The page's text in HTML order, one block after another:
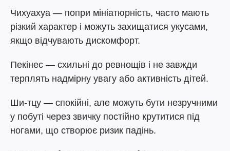
Чихуахуа — попри мініатюрність, часто мають
різкий характер і можуть захищатися укусами,
якщо відчувають дискомфорт.
Пекінес — схильні до ревнощів і не завжди
терплять надмірну увагу або активність дітей.
Ши-тцу — спокійні, але можуть бути незручними
у побуті через звичку постійно крутитися під
ногами, що створює ризик падінь.